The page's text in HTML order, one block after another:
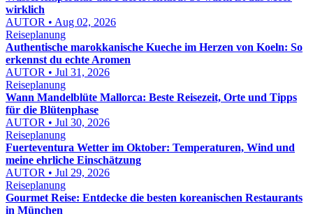
wirklich
AUTOR • Aug 02, 2026
Reiseplanung
Authentische marokkanische Kueche im Herzen von Koeln: So
erkennst du echte Aromen
AUTOR • Jul 31, 2026
Reiseplanung
Wann Mandelblüte Mallorca: Beste Reisezeit, Orte und Tipps
für die Blütenphase
AUTOR • Jul 30, 2026
Reiseplanung
Fuerteventura Wetter im Oktober: Temperaturen, Wind und
meine ehrliche Einschätzung
AUTOR • Jul 29, 2026
Reiseplanung
Gourmet Reise: Entdecke die besten koreanischen Restaurants
in München